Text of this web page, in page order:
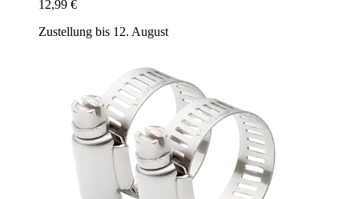
12,99 €
Zustellung bis 12. August